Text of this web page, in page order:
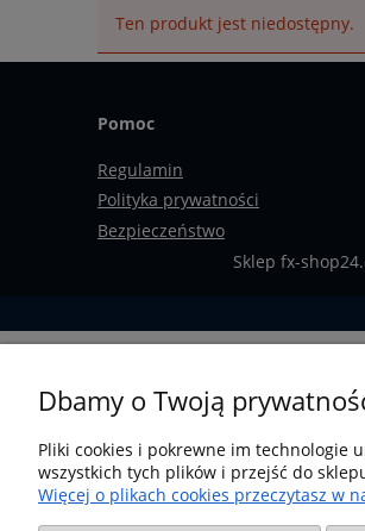
Ten produkt jest niedostępny.
Pomoc
Regulamin
Polityka prywatności
Bezpieczeństwo
Sklep fx-
Dbamy o Twoją
Pliki cookies i pokrewne im technologie
wszystkich tych plików i przejść do
Więcej o plikach cookies przeczytasz w